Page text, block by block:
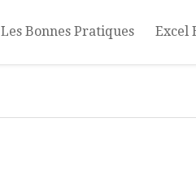
Les Bonnes Pratiques Excel